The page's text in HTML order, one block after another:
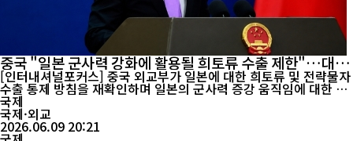
중국 "일본 군사력 강화에 활용될 희토류 수출 제한"…대일
통제 기조 재확인
[인터내셔널포커스] 중국 외교부가 일본에 대한 희토류 및 전략물자
수출 통제 방침을 재확인하며 일본의 군사력 증강 움직임에 대한 경
계 입장을 드러냈다. 린젠 중국 외교부 대변인은 9일 정례 브리핑에
서 미국이 중국 측에 일본으로의 희토류 수출 재개를 요청했다는 일
부 보도와 관련한 질문에 "구체적인 내용은 관련 주관 부처에 문의
국제
국제·외교
2026.06.09 20:21